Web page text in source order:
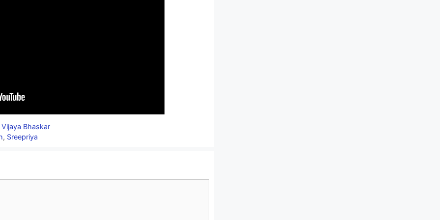
Vijaya Bhaskar
, Sreepriya